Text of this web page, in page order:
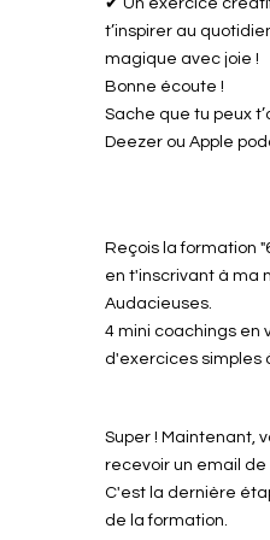
t’inspirer au
magique avec joie !
Bonne écoute !
Sache que tu peux
Deezer ou Apple
Reçois la formation
en t'inscrivant à ma
Audacieuses.
4 mini coachings en
d'exercices simples
Super ! Maintenant,
recevoir un email de
C'est la dernière
de la formation.